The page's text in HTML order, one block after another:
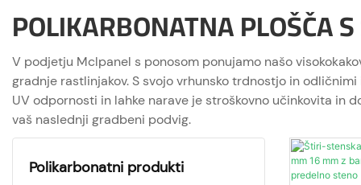
POLIKARBONATNA PLOŠČA
V podjetju Mclpanel s ponosom ponujamo našo
gradnje rastlinjakov. S svojo vrhunsko trdnostjo in
UV odpornosti in lahke narave je stroškovno učinkovita in
vaš naslednji gradbeni podvig.
Polikarbonatni produkti